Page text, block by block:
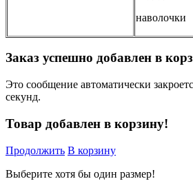
наволочки
Заказ успешно добавлен в
Это сообщение автоматически
секунд.
Товар добавлен в корзину!
Продолжить В корзину
Выберите хотя бы один размер!